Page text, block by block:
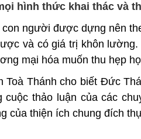
hình thức khai thác và
người được dựng nên
và có giá trị khôn
mại hóa muốn thu hẹp
Toà Thánh cho biết Đức
cuộc thảo luận của các
của thiện ích chung đích